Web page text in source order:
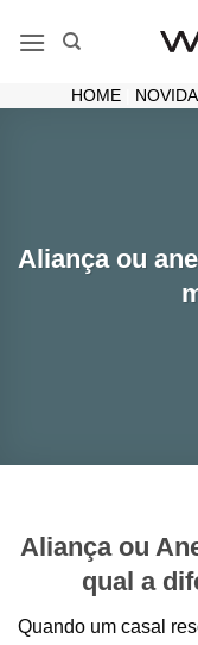
HOME|
Aliança ou
Aliança ou
qual a
Quando um casal